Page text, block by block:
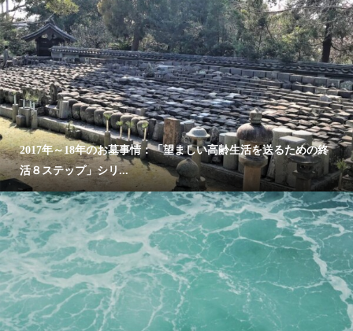
2017年～18年のお墓事情：「望ましい高齢生活を送るための終
活８ステップ」シリ...